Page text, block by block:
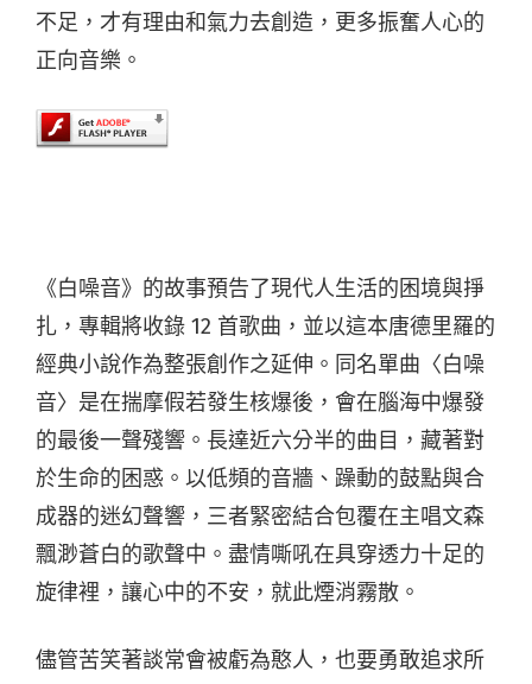
不足，才有理由和氣力去創造，更多振奮人心的
正向音樂。
《白噪音》的故事預告了現代人生活的困境與掙
扎，專輯將收錄 12 首歌曲，並以這本唐德里羅的
經典小說作為整張創作之延伸。同名單曲〈白噪
音〉是在揣摩假若發生核爆後，會在腦海中爆發
的最後一聲殘響。長達近六分半的曲目，藏著對
於生命的困惑。以低頻的音牆、躁動的鼓點與合
成器的迷幻聲響，三者緊密結合包覆在主唱文森
飄渺蒼白的歌聲中。盡情嘶吼在具穿透力十足的
旋律裡，讓心中的不安，就此煙消霧散。
儘管苦笑著談常會被虧為憨人，也要勇敢追求所